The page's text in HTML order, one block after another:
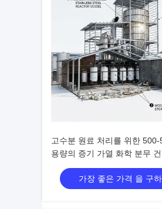
고수분 원료 처리를 위한
용량의 증기 가열 화학 분무
가장 좋은 가격 을 구